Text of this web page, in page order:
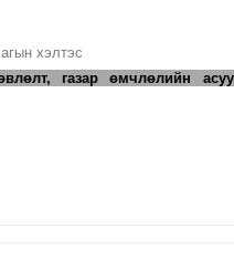
хэлтэс
газар өмчлөлийн